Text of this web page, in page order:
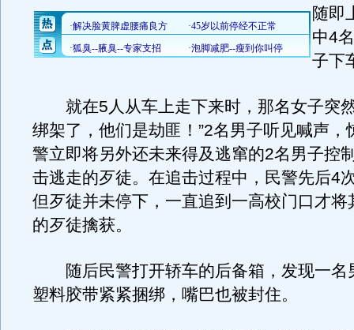
随即
中4
子下
就在5人从车上走下来时，那名女子突
绑架了，他们是劫匪！”2名男子听见喊声，
警立即将另外还未来得及逃窜的2名男子控
击逃走的歹徒。在追击过程中，民警先后4
但歹徒并未停下，一直追到一高校门口才将
的歹徒擒获。
随后民警打开轿车的后备箱，发现一名
塑料胶带紧紧捆绑，嘴巴也被封住。